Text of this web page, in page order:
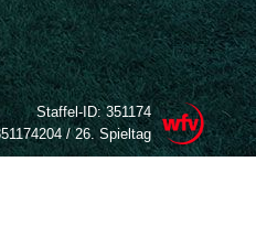
Staffel-ID:351174
/ 26. Spieltag